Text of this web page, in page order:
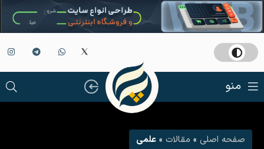
منو
صفحه اصلی » مقالات » علمی